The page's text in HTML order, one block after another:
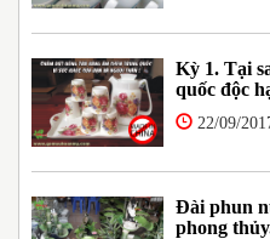
Kỳ 1. Tại
quốc độc
22/09/
Đài phun
phong